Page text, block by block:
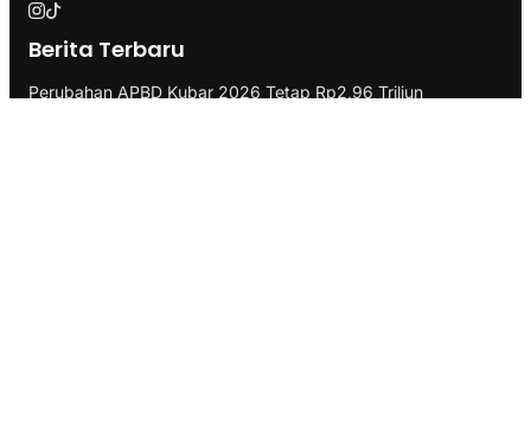
Berita Terbaru
Perubahan APBD Kubar 2026 Tetap Rp2,96 Triliun